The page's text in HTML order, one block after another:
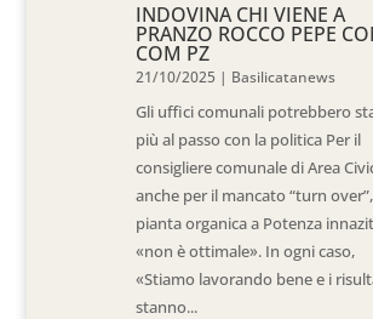
INDOVINA CHI VIENE A
PRANZO ROCCO PEPE
COM PZ
21/10/2025 | Basilicatanews
Gli uffici comunali potrebbero
più al passo con la politica Per il
consigliere comunale di Area
anche per il mancato “turn
pianta organica a Potenza
«non è ottimale». In ogni caso,
«Stiamo lavorando bene e i
stanno...